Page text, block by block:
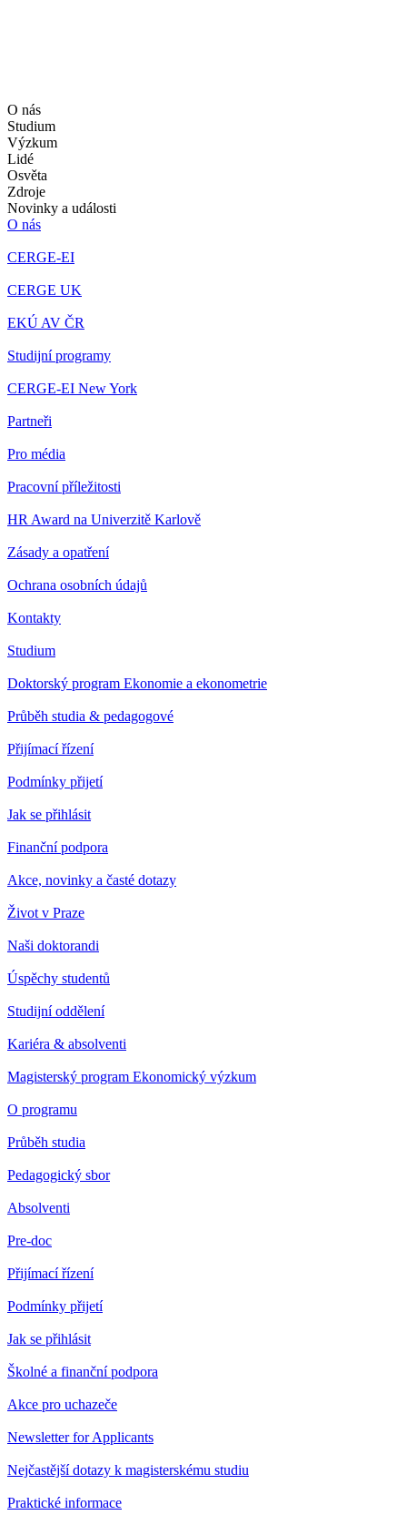
O nás
Studium
Výzkum
Lidé
Osvěta
Zdroje
Novinky a události
O nás
CERGE-EI
CERGE UK
EKÚ AV ČR
Studijní programy
CERGE-EI New York
Partneři
Pro média
Pracovní příležitosti
HR Award na Univerzitě Karlově
Zásady a opatření
Ochrana osobních údajů
Kontakty
Studium
Doktorský program Ekonomie a ekonometrie
Průběh studia & pedagogové
Přijímací řízení
Podmínky přijetí
Jak se přihlásit
Finanční podpora
Akce, novinky a časté dotazy
Život v Praze
Naši doktorandi
Úspěchy studentů
Studijní oddělení
Kariéra & absolventi
Magisterský program Ekonomický výzkum
O programu
Průběh studia
Pedagogický sbor
Absolventi
Pre-doc
Přijímací řízení
Podmínky přijetí
Jak se přihlásit
Školné a finanční podpora
Akce pro uchazeče
Newsletter for Applicants
Nejčastější dotazy k magisterskému studiu
Praktické informace